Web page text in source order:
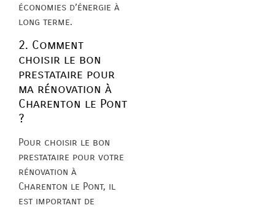
économies d’énergie à
long terme.
2. Comment
choisir le bon
prestataire pour
ma rénovation à
Charenton le Pont
?
Pour choisir le bon
prestataire pour votre
rénovation à
Charenton le Pont, il
est important de